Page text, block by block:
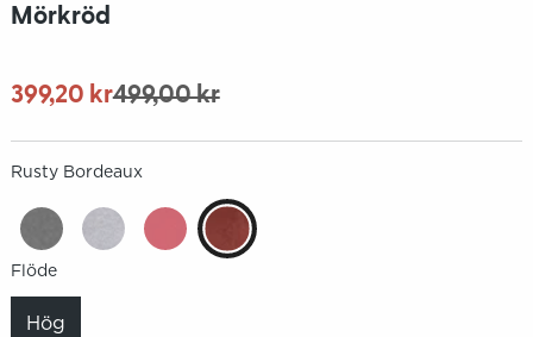
Mörkröd
399,20 kr499,00 kr
Rusty Bordeaux
Flöde
Hög